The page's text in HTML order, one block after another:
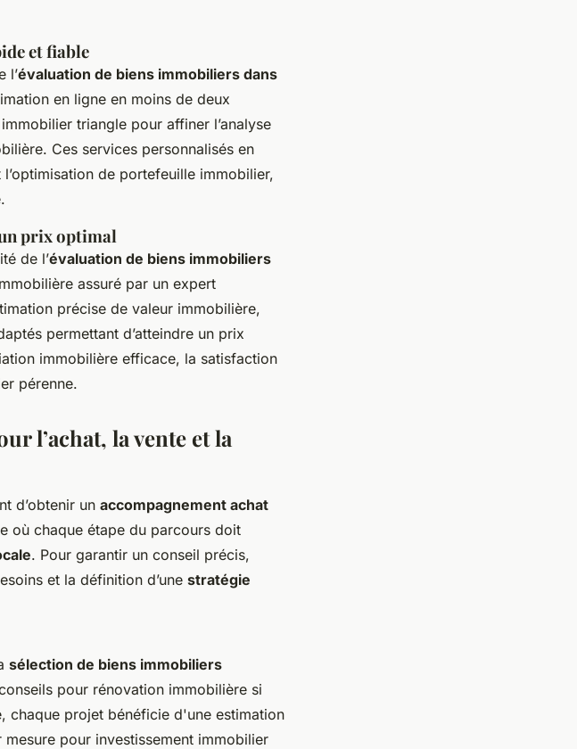
et fiable
l’évaluation de biens immobiliers dans
en ligne en moins de deux
triangle pour affiner l’analyse
Ces services personnalisés en
de portefeuille immobilier,
prix optimal
de l’évaluation de biens immobiliers
assuré par un expert
précise de valeur immobilière,
permettant d’atteindre un prix
immobilière efficace, la satisfaction
pérenne.
l’achat, la vente et la
d’obtenir un accompagnement achat
où chaque étape du parcours doit
. Pour garantir un conseil précis,
et la définition d’une stratégie
sélection de biens immobiliers
pour rénovation immobilière si
chaque projet bénéficie d'une estimation
pour investissement immobilier